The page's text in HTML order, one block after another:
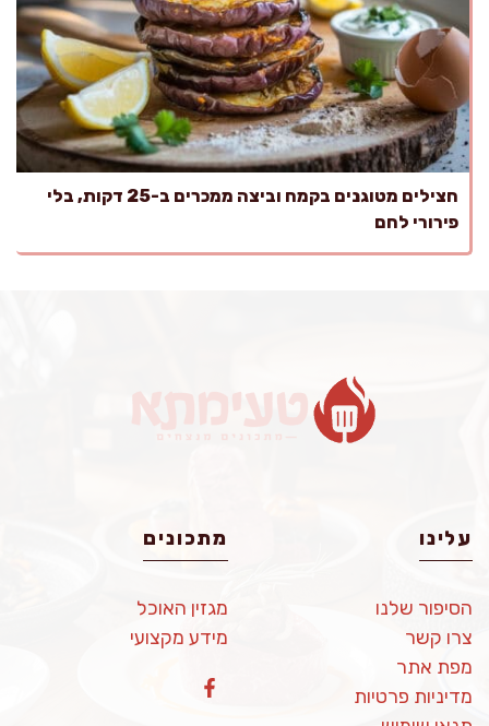
חצילים מטוגנים בקמח וביצה ממכרים ב-25 דקות, בלי
פירורי לחם
עלינו
הסיפור שלנו
צרו קשר
מפת אתר
מדיניות פרטיות
מתכונים
מגזין האוכל
מידע מקצועי